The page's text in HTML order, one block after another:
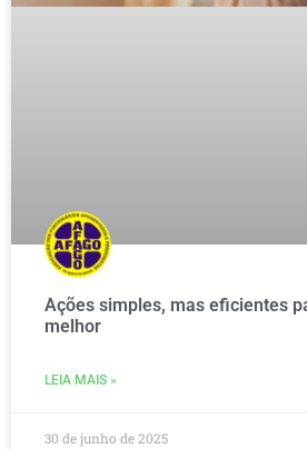
Ações simples, mas eficientes
melhor
LEIA MAIS »
30 de junho de 2025